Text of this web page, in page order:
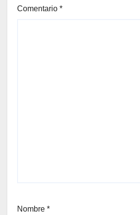
Comentario *
Nombre *